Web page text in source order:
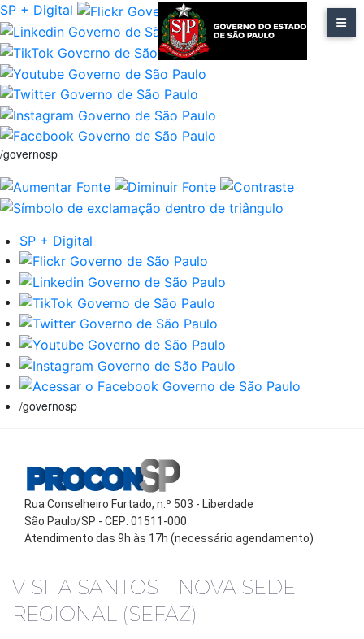
SP + Digital
/governosp
SP + Digital
/governosp
Rua Conselheiro Furtado, n.º 503 - Liberdade
São Paulo/SP - CEP: 01511-000
Atendimento das 9h às 17h (necessário agendamento)
VISITA SANTOS – NOVA SEDE
REGIONAL (SEFAZ)